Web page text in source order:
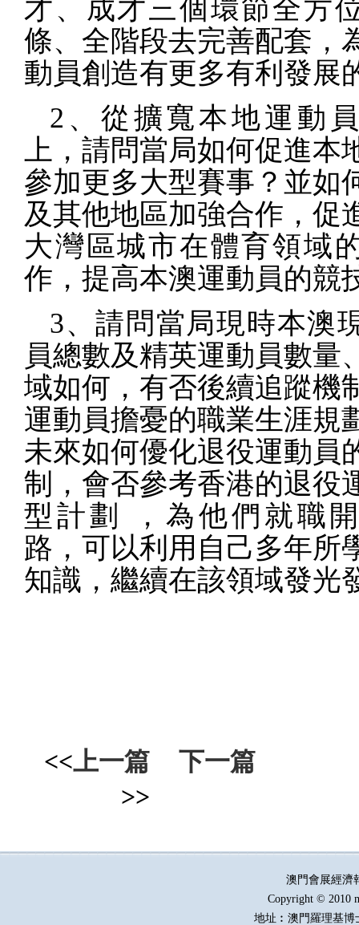
才、成才三個環節全方
條、全階段去完善配套，
動員創造有更多有利發展
2 、從擴寬本地運動
上，請問當局如何促進本
參加更多大型賽事？並如
及其他地區加強合作，促
大灣區城市在體育領域
作，提高本澳運動員的競
3、請問當局現時本澳
員總數及精英運動員數量
域如何，有否後續追蹤機
運動員擔憂的職業生涯規
未來如何優化退役運動員
制，會否參考香港的退役
型計劃
，為他們就職
路，可以利用自己多年所
知識，繼續在該領域發光
<<上一篇
下一篇
>>
澳門會展經
Copyright © 2010
地址︰澳門羅理基博